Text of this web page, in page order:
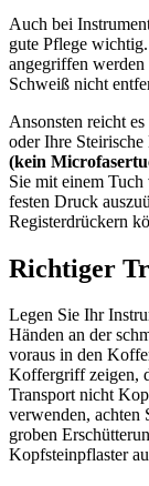
Auch bei
gute Pflege
angegriffen werden
Schweiß nicht
Ansonsten reicht
oder Ihre
(kein
Sie mit einem
festen Druck
Registerdrückern
Richtiger
Legen Sie Ihr
Händen an der
voraus in den
Koffergriff zeigen,
Transport nicht
verwenden, achten
groben
Kopfsteinpflaster